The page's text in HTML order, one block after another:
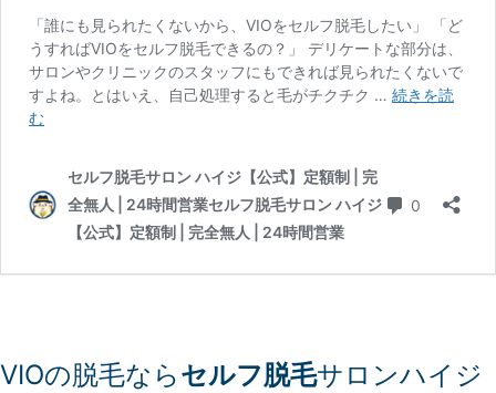
VIOの脱毛ならセルフ脱毛サロンハイジ